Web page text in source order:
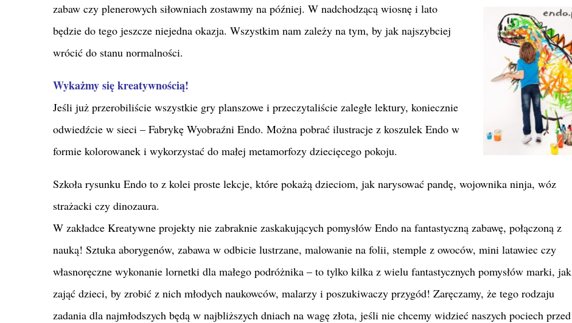
zabaw czy plenerowych siłowniach zostawmy na później. W nadchodzącą wiosnę i lato
będzie do tego jeszcze niejedna okazja. Wszystkim nam zależy na tym, by jak najszybciej
wrócić do stanu normalności.
Wykażmy się kreatywnością!
Jeśli już przerobiliście wszystkie gry planszowe i przeczytaliście zaległe lektury, koniecznie
odwiedźcie w sieci – Fabrykę Wyobraźni Endo. Można pobrać ilustracje z koszulek Endo w
formie kolorowanek i wykorzystać do małej metamorfozy dziecięcego pokoju.
Szkoła rysunku Endo to z kolei proste lekcje, które pokażą dzieciom, jak narysować pandę, wojownika ninja, wóz
strażacki czy dinozaura.
W zakładce Kreatywne projekty nie zabraknie zaskakujących pomysłów Endo na fantastyczną zabawę, połączoną z
nauką! Sztuka aborygenów, zabawa w odbicie lustrzane, malowanie na folii, stemple z owoców, mini latawiec czy
własnoręczne wykonanie lornetki dla małego podróżnika – to tylko kilka z wielu fantastycznych pomysłów marki, jak
zająć dzieci, by zrobić z nich młodych naukowców, malarzy i poszukiwaczy przygód! Zaręczamy, że tego rodzaju
zadania dla najmłodszych będą w najbliższych dniach na wagę złota, jeśli nie chcemy widzieć naszych pociech przed